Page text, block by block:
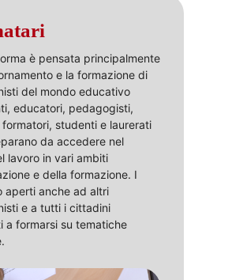
è pensata principalmente
e la formazione di
del mondo educativo
educatori, pedagogisti,
studenti e laurerati
da accedere nel
lavoro in vari ambiti
e della formazione.​ I
aperti anche ad altri
e a tutti i cittadini
a formarsi su tematiche